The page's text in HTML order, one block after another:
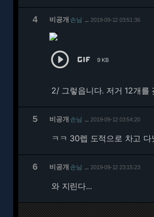
4 비공개 손님 2019-09-12 03:51:36
  9 KB
2/그렇읍니다. 저거 12개를
5 비공개 손님 2019-09-12 03:54:20
ㅋㅋ 30렙 도적으로 차고
6 비공개 손님 2019-09-12 23:15:23
와 지린다...